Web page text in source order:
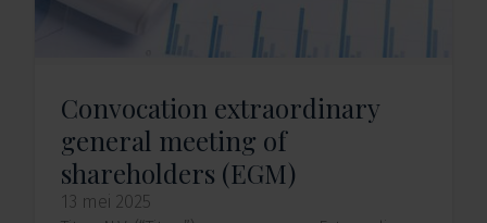
Convocation extraordinary
general meeting of
shareholders (EGM)
13 mei 2025